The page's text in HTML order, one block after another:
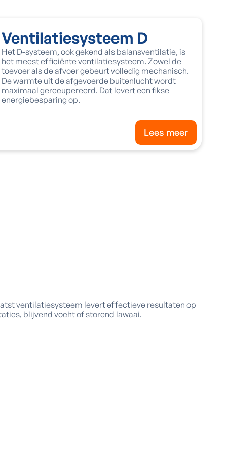
Ventilatiesysteem D
Het D-systeem, ook gekend als balansventilatie, is
het meest efficiënte ventilatiesysteem. Zowel de
toevoer als de afvoer gebeurt volledig mechanisch.
De warmte uit de afgevoerde buitenlucht wordt
maximaal gerecupereerd. Dat levert een fikse
energiebesparing op.
Lees meer
ventilatiesysteem levert effectieve resultaten op
blijvend vocht of storend lawaai.